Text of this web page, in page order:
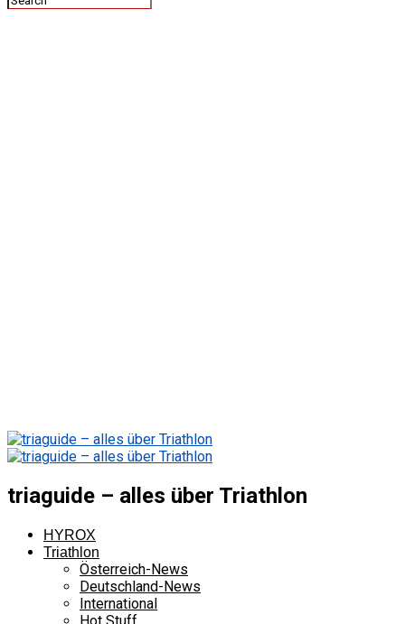
triaguide – alles über Triathlon
HYROX
Triathlon
Österreich-News
Deutschland-News
International